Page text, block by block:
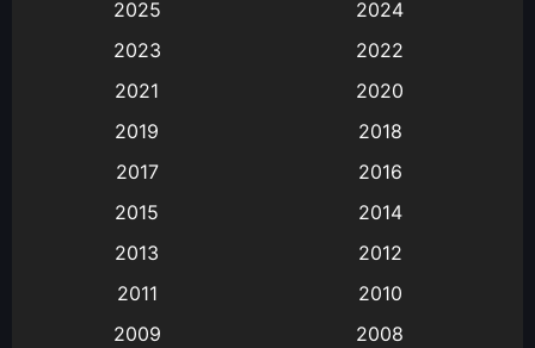
Animation การ์ตูน
Animation อนิเมะ
Animation แอนิเมชัน
(9)
2025
2024
2023
2022
2021
2020
2019
2018
2017
2016
2015
2014
2013
2012
2011
2010
2009
2008